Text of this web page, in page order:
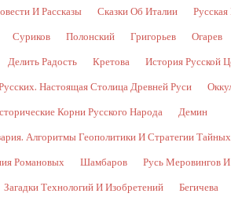
И Рассказы Сказки Об Италии
Суриков Полонский Григорьев Огарев
Делить Радость Кретова История Русской
Настоящая Столица Древней Руси
Корни Русского Народа Демин
Алгоритмы Геополитики И Стратегии
Романовых Шамбаров Русь Меровингов
Загадки Технологий И Изобретений Бегичева